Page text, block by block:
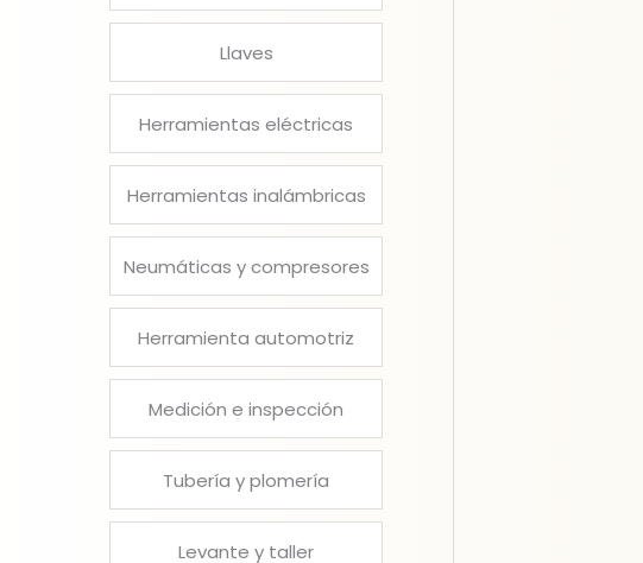
Llaves
Herramientas eléctricas
Herramientas inalámbricas
Neumáticas y compresores
Herramienta automotriz
Medición e inspección
Tubería y plomería
Levante y taller